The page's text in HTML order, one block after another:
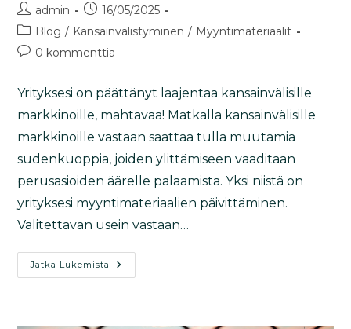
admin
16/05/2025
Blog / Kansainvälistyminen / Myyntimateriaalit
0 kommenttia
Yrityksesi on päättänyt laajentaa kansainvälisille
markkinoille, mahtavaa! Matkalla kansainvälisille
markkinoille vastaan saattaa tulla muutamia
sudenkuoppia, joiden ylittämiseen vaaditaan
perusasioiden äärelle palaamista. Yksi niistä on
yrityksesi myyntimateriaalien päivittäminen.
Valitettavan usein vastaan…
Jatka Lukemista